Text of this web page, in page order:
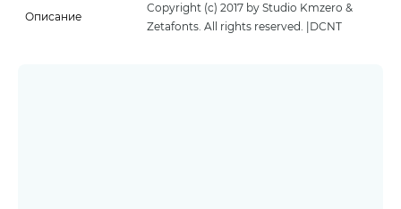
Описание
Copyright (c) 2017 by Studio Kmzero &
Zetafonts. All rights reserved. |DCNT